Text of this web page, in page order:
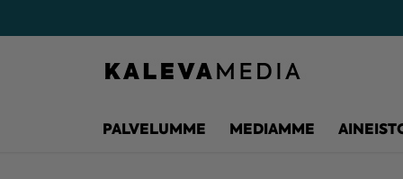
PALVELUMME MEDIAMME